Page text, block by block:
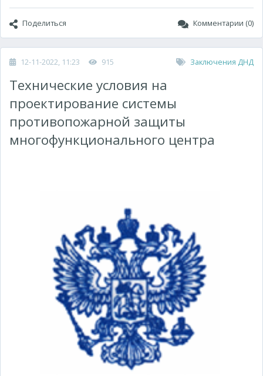
Поделиться Комментарии (0)
12-11-2022, 11:23 915 Заключения ДНД
Технические условия на
проектирование системы
противопожарной защиты
многофункционального центра